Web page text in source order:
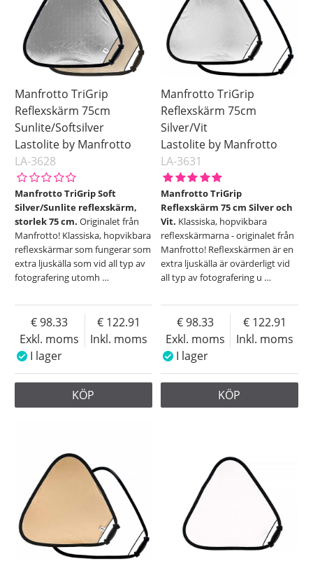
Manfrotto TriGrip
Reflexskärm 75cm
Sunlite/Softsilver
Lastolite by Manfrotto
LA-3628
Manfrotto TriGrip Soft
Silver/Sunlite reflexskärm,
storlek 75 cm. Originalet från
Manfrotto! Klassiska, hopvikbara
reflexskärmar som fungerar som
extra ljuskälla som vid all typ av
fotografering utomh …
Exkl. moms
98.33
Inkl. moms
122.91
I lager
KÖP
Manfrotto TriGrip
Reflexskärm 75cm
Silver/Vit
Lastolite by Manfrotto
LA-3631
Manfrotto TriGrip
Reflexskärm 75 cm Silver och
Vit. Klassiska, hopvikbara
reflexskärmarna - originalet från
Manfrotto! Reflexskärmen är en
extra ljuskälla är ovärderligt vid
all typ av fotografering u …
Exkl. moms
98.33
Inkl. moms
122.91
I lager
KÖP